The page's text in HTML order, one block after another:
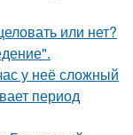
или нет?
у неё сложный
период